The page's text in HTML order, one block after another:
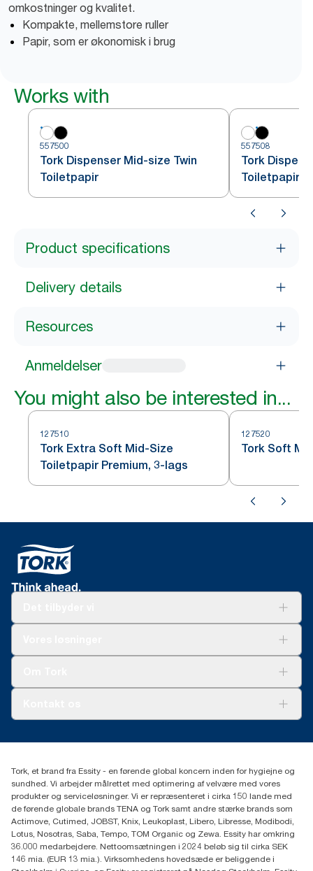
omkostninger og kvalitet.
Kompakte, mellemstore ruller
Papir, som er økonomisk i brug
Works with
557500
Tork Dispenser Mid-size Twin
Toiletpapir
557508
Tork
Toiletpapir
Product specifications
Delivery details
Resources
Anmeldelser
You might also be interested in...
127510
Tork Extra Soft Mid-Size
Toiletpapir Premium, 3-lags
127520
Tork Soft
Smiley-rapport
(+45) 48 16 82 44
Professional Hygiene
Gydevang 33
DK-3450 Allerød
Tork, et brand fra Essity - en førende global koncern inden for hygiejne og
sundhed. Vi arbejder målrettet med optimering af velvære med vores
produkter og serviceløsninger. Vi er repræsenteret i cirka 150 lande med
de førende globale brands TENA og Tork samt andre stærke brands som
Actimove, Cutimed, JOBST, Knix, Leukoplast, Libero, Libresse, Modibodi,
Lotus, Nosotras, Saba, Tempo, TOM Organic og Zewa. Essity har omkring
36.000 medarbejdere. Nettoomsætningen i 2024 beløb sig til cirka SEK
146 mia. (EUR 13 mia.). Virksomhedens hovedsæde er beliggende i